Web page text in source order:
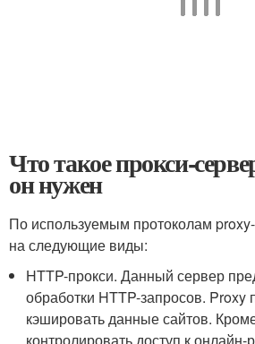
Что такое прокси-
он нужен
По используемым протоколам
на следующие виды:
HTTP-прокси. Данный сервер
обработки HTTP-запросов. Proxy
кэшировать данные сайтов.